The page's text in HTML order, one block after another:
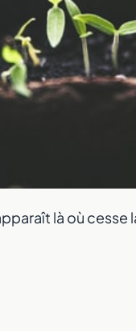
là où cesse